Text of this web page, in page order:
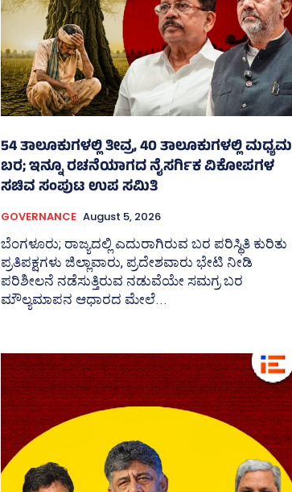
54 ತಾಲೂಕುಗಳಲ್ಲಿ ತೀವ್ರ, 40 ತಾಲೂಕುಗಳಲ್ಲಿ ಮಧ್ಯಮ
ಬರ; ಇನ್ನೂ ರಚನೆಯಾಗದ ನೈಸರ್ಗಿಕ ವಿಕೋಪಗಳ
ಸಚಿವ ಸಂಪುಟ ಉಪ ಸಮಿತಿ
GOVERNANCE August 5, 2026
ಬೆಂಗಳೂರು; ರಾಜ್ಯದಲ್ಲಿ ಎದುರಾಗಿರುವ ಬರ ಪರಿಸ್ಥಿತಿ ಕುರಿತು
ಪ್ರತಿಪಕ್ಷಗಳು ಜಿಲ್ಲಾವಾರು, ಪ್ರದೇಶವಾರು ಭೇಟಿ ನೀಡಿ
ಪರಿಶೀಲನೆ ನಡೆಸುತ್ತಿರುವ ನಡುವೆಯೇ ಸಮಗ್ರ ಬರ
ಮೌಲ್ಯಮಾಪನ ಆಧಾರದ ಮೇಲೆ...